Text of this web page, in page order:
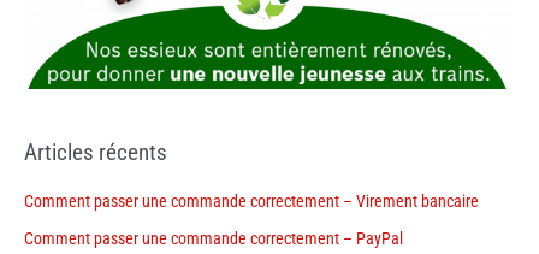
Articles récents
Comment passer une commande correctement – Virement bancaire
Comment passer une commande correctement – PayPal